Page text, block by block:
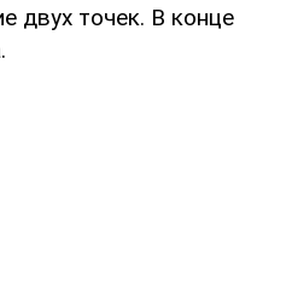
двух точек. В конце